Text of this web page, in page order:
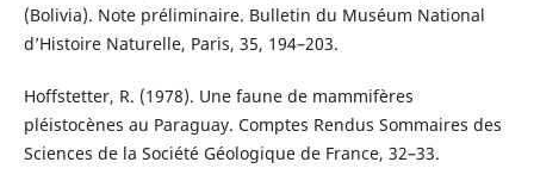
(Bolivia). Note préliminaire. Bulletin du Muséum National
d’Histoire Naturelle, Paris, 35, 194–203.
Hoffstetter, R. (1978). Une faune de mammifères
pléistocènes au Paraguay. Comptes Rendus Sommaires des
Sciences de la Société Géologique de France, 32–33.